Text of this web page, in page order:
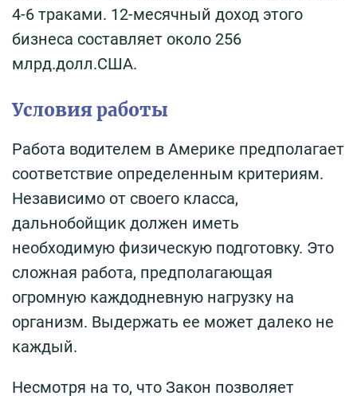
4-6 траками. 12-месячный доход этого
бизнеса составляет около 256
млрд.долл.США.
Условия работы
Работа водителем в Америке предполагает
соответствие определенным критериям.
Независимо от своего класса,
дальнобойщик должен иметь
необходимую физическую подготовку. Это
сложная работа, предполагающая
огромную каждодневную нагрузку на
организм. Выдержать ее может далеко не
каждый.
Несмотря на то, что Закон позволяет